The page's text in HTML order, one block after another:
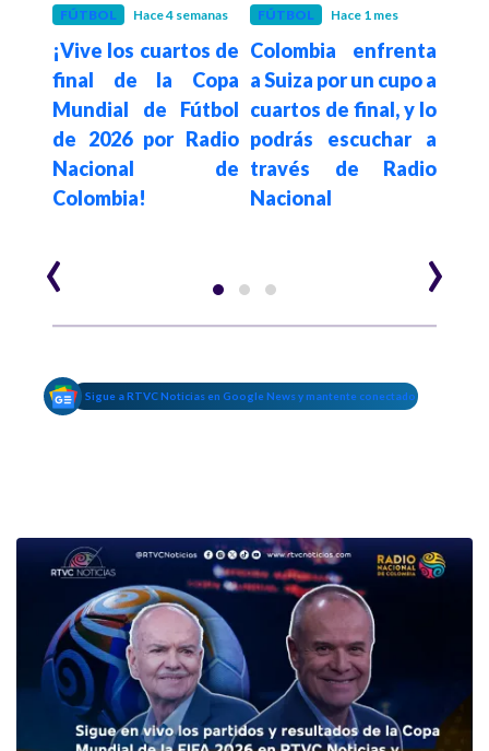
FÚTBOL Hace 4 semanas
¡Vive los cuartos de
final de la Copa
Mundial de Fútbol
de 2026 por Radio
Nacional de
Colombia!
FÚTBOL Hace 1 mes
Colombia enfrenta
a Suiza por un cupo a
cuartos de final, y lo
podrás escuchar a
través de Radio
Nacional
‹ ›
Sigue a RTVC Noticias en Google News y mantente conectado